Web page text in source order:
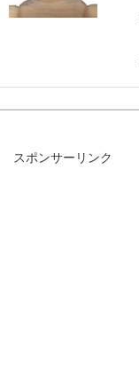
スポンサーリンク